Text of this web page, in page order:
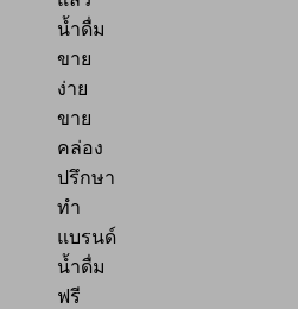
น้ำดื่ม
ขาย
ง่าย
ขาย
คล่อง
ปรึกษา
ทำ
แบรนด์
น้ำดื่ม
ฟรี